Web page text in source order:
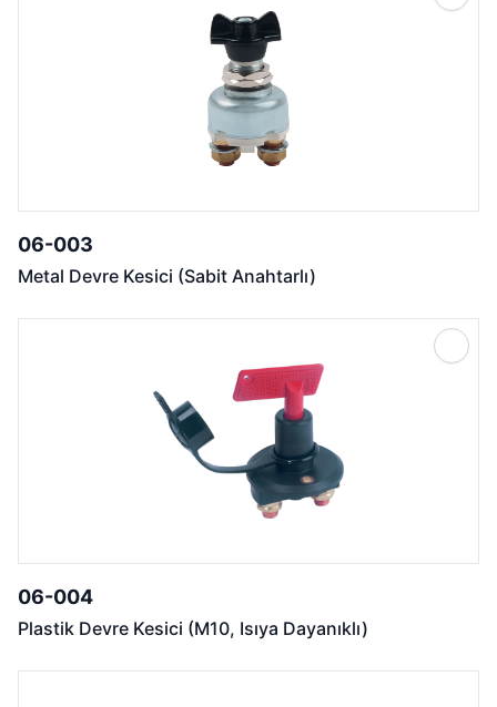
06-003
Metal Devre Kesici (Sabit Anahtarlı)
06-004
Plastik Devre Kesici (M10, Isıya Dayanıklı)